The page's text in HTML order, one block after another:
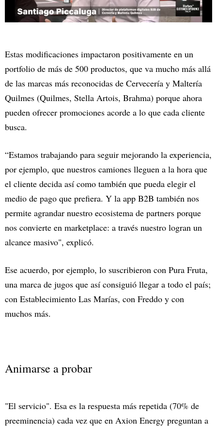
Estas modificaciones impactaron positivamente en un
portfolio de más de 500 productos, que va mucho más allá
de las marcas más reconocidas de Cervecería y Maltería
Quilmes (Quilmes, Stella Artois, Brahma) porque ahora
pueden ofrecer promociones acorde a lo que cada cliente
busca.
“Estamos trabajando para seguir mejorando la experiencia,
por ejemplo, que nuestros camiones lleguen a la hora que
el cliente decida así como también que pueda elegir el
medio de pago que prefiera. Y la app B2B también nos
permite agrandar nuestro ecosistema de partners porque
nos convierte en marketplace: a través nuestro logran un
alcance masivo", explicó.
Ese acuerdo, por ejemplo, lo suscribieron con Pura Fruta,
una marca de jugos que así consiguió llegar a todo el país;
con Establecimiento Las Marías, con Freddo y con
muchos más.
Animarse a probar
"El servicio". Esa es la respuesta más repetida (70% de
preeminencia) cada vez que en Axion Energy preguntan a